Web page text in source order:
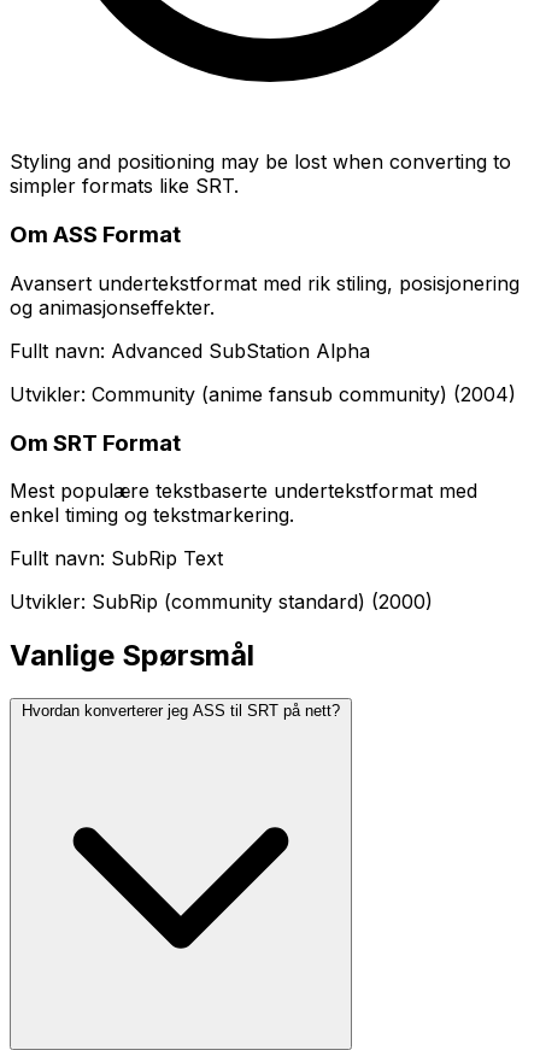
Styling and positioning may be lost when converting to
simpler formats like SRT.
Om ASS Format
Avansert undertekstformat med rik stiling, posisjonering
og animasjonseffekter.
Fullt navn: Advanced SubStation Alpha
Utvikler: Community (anime fansub community) (2004)
Om SRT Format
Mest populære tekstbaserte undertekstformat med
enkel timing og tekstmarkering.
Fullt navn: SubRip Text
Utvikler: SubRip (community standard) (2000)
Vanlige Spørsmål
Hvordan konverterer jeg ASS til SRT på nett?